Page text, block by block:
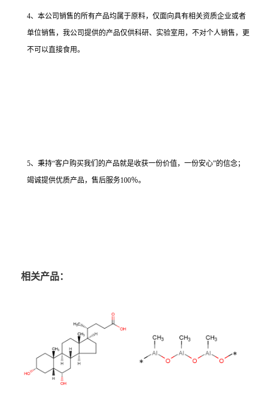
4、本公司销售的所有产品均属于原料，仅面向具有相关资质企业或者
单位销售，我公司提供的产品仅供科研、实验室用，不对个人销售，更
不可以直接食用。
5、秉持“客户购买我们的产品就是收获一份价值，一份安心”的信念；
竭诚提供优质产品，售后服务100％。
相关产品：